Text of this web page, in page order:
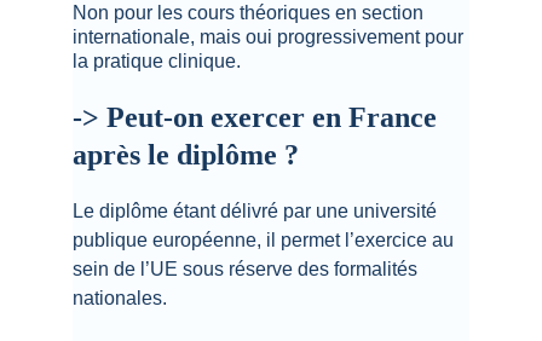
Non pour les cours théoriques en section
internationale, mais oui progressivement pour
la pratique clinique.
-> Peut-on exercer en France
après le diplôme ?
Le diplôme étant délivré par une université
publique européenne, il permet l’exercice au
sein de l’UE sous réserve des formalités
nationales.